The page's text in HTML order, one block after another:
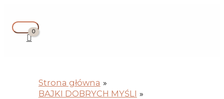
treści
menu
Strona główna
BAJKI DOBRYCH MYŚLI
z